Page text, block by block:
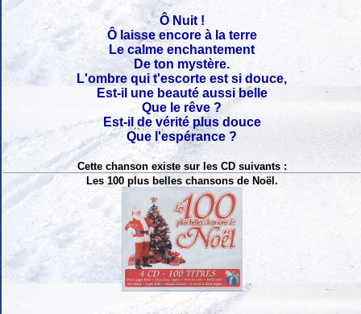
Ô Nuit !
Ô laisse encore à la terre
Le calme enchantement
De ton mystère.
L'ombre qui t'escorte est si douce,
Est-il une beauté aussi belle
Que le rêve ?
Est-il de vérité plus douce
Que l'espérance ?
Cette chanson existe sur les CD suivants :
Les 100 plus belles chansons de Noël.